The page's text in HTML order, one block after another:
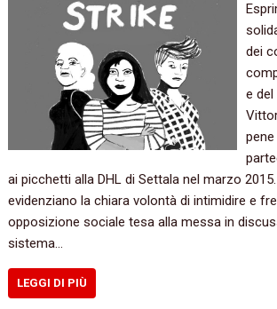
dei
e
ai picchetti alla DHL di Settala nel marzo
evidenziano la chiara volontà di intimidire e
opposizione sociale tesa alla messa in
sistema…
LEGGI DI PIÙ